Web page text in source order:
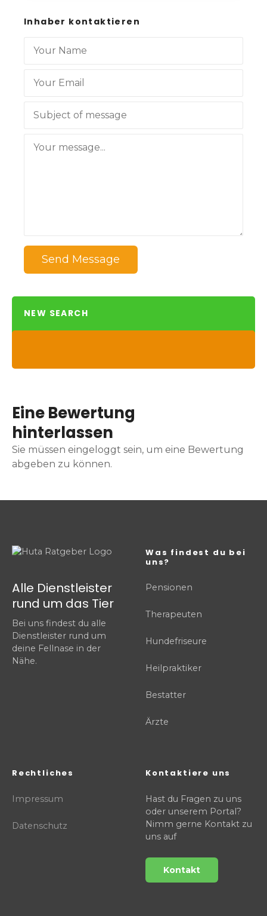
Inhaber kontaktieren
Send Message
NEW SEARCH
Eine Bewertung
hinterlassen
Sie müssen eingeloggt sein, um eine Bewertung
abgeben zu können.
Alle Dienstleister
rund um das Tier
Bei uns findest du alle
Dienstleister rund um
deine Fellnase in der
Nähe.
Was findest du bei
uns?
Pensionen
Therapeuten
Hundefriseure
Heilpraktiker
Bestatter
Ärzte
Rechtliches
Impressum
Datenschutz
Kontaktiere uns
Hast du Fragen zu uns
oder unserem Portal?
Nimm gerne Kontakt zu
uns auf
Kontakt